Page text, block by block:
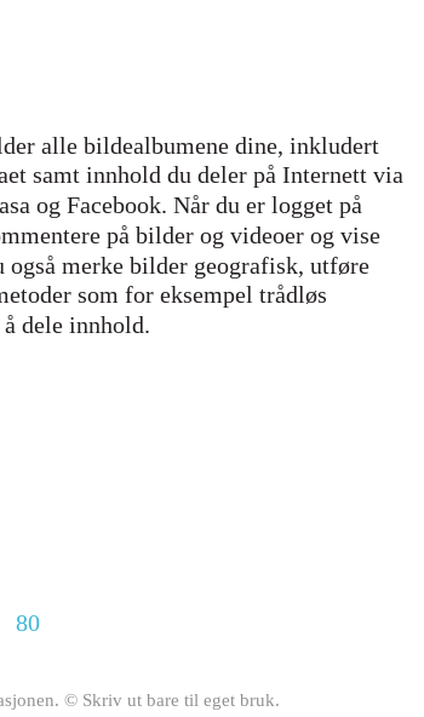
alle bildealbumene dine, inkludert
samt innhold du deler på Internett via
og Facebook. Når du er logget på
på bilder og videoer og vise
merke bilder geografisk, utføre
som for eksempel trådløs
dele innhold.
80
© Skriv ut bare til eget bruk.